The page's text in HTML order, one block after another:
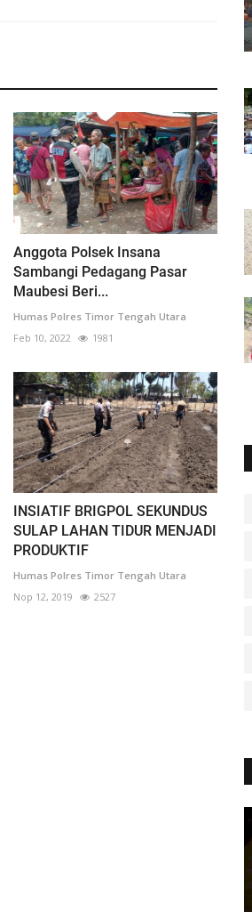
Anggota Polsek Insana
Sambangi Pedagang Pasar
Maubesi Beri...
Humas Polres Timor Tengah Utara
Feb 10, 2022
1981
INSIATIF BRIGPOL SEKUNDUS
SULAP LAHAN TIDUR MENJADI
PRODUKTIF
Humas Polres Timor Tengah Utara
Nop 12, 2019
2527